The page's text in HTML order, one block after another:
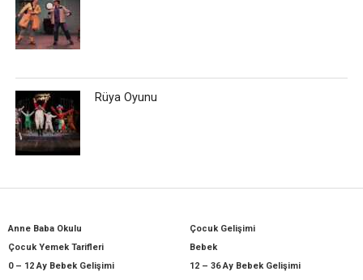
Rüya Oyunu
Anne Baba Okulu
Çocuk Gelişimi
Çocuk Yemek Tarifleri
Bebek
0 – 12 Ay Bebek Gelişimi
12 – 36 Ay Bebek Gelişimi